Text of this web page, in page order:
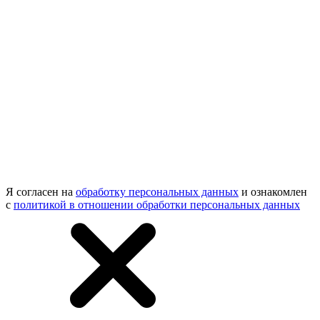
Я согласен на обработку персональных данных и ознакомлен
с политикой в отношении обработки персональных данных